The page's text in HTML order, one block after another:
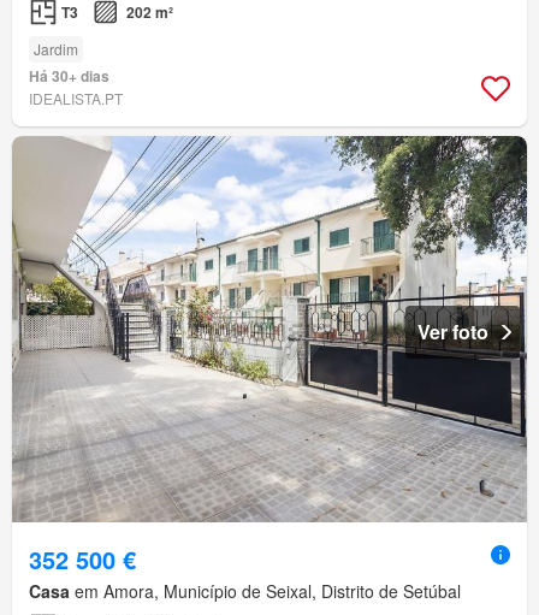
T3 202 m²
Jardim
Há 30+ dias
IDEALISTA.PT
Ver foto
352 500 €
Casa em Amora, Município de Seixal, Distrito de Setúbal